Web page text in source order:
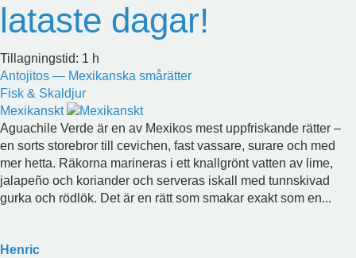
lataste dagar!
Tillagningstid: 1 h
Antojitos — Mexikanska smårätter
Fisk & Skaldjur
Mexikanskt
Aguachile Verde är en av Mexikos mest uppfriskande rätter –
en sorts storebror till cevichen, fast vassare, surare och med
mer hetta. Räkorna marineras i ett knallgrönt vatten av lime,
jalapeño och koriander och serveras iskall med tunnskivad
gurka och rödlök. Det är en rätt som smakar exakt som en...
Henric